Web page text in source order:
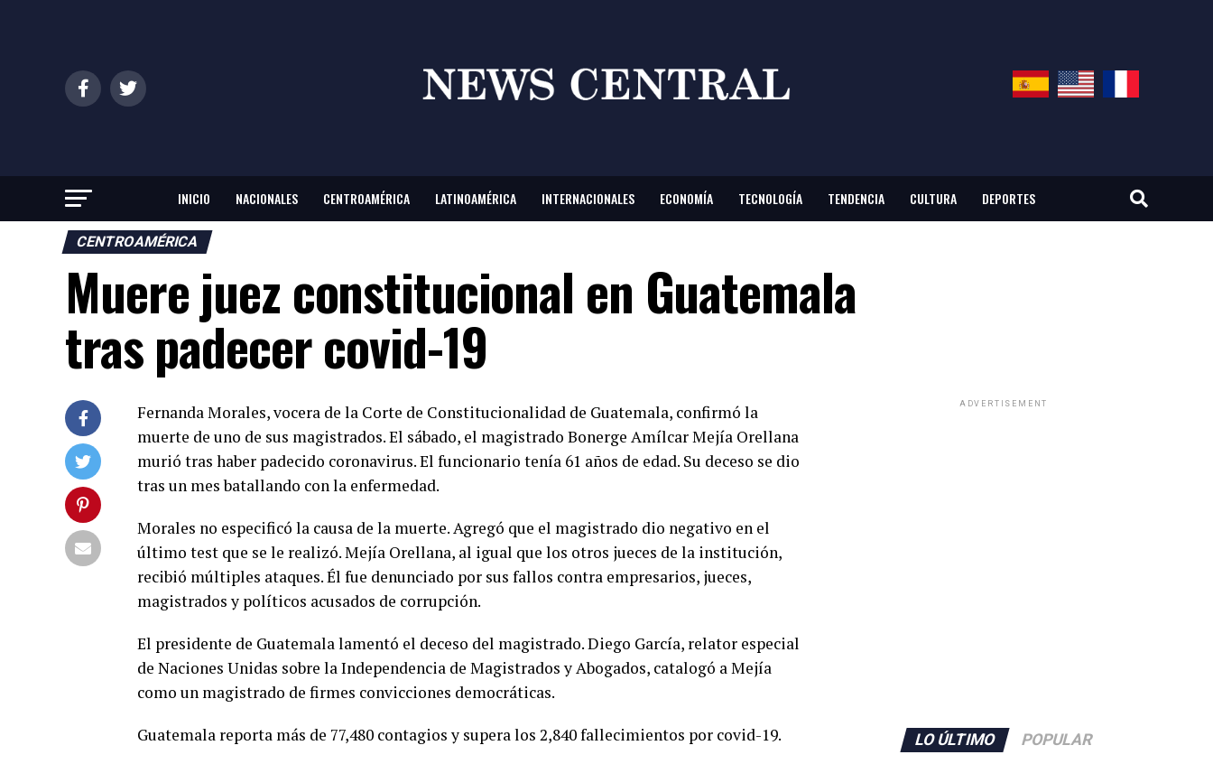
INICIO NACIONALES CENTROAMÉRICA LATINOAMÉRICA INTERNACIONALES ECONOMÍA TECNOLOGÍA TENDENCIA CULTURA DEPORTES
CENTROAMÉRICA
Muere juez constitucional en Guatemala
tras padecer covid-19
Fernanda Morales, vocera de la Corte de Constitucionalidad de Guatemala, confirmó la
muerte de uno de sus magistrados. El sábado, el magistrado Bonerge Amílcar Mejía Orellana
murió tras haber padecido coronavirus. El funcionario tenía 61 años de edad. Su deceso se dio
tras un mes batallando con la enfermedad.
Morales no especificó la causa de la muerte. Agregó que el magistrado dio negativo en el
último test que se le realizó. Mejía Orellana, al igual que los otros jueces de la institución,
recibió múltiples ataques. Él fue denunciado por sus fallos contra empresarios, jueces,
magistrados y políticos acusados de corrupción.
El presidente de Guatemala lamentó el deceso del magistrado. Diego García, relator especial
de Naciones Unidas sobre la Independencia de Magistrados y Abogados, catalogó a Mejía
como un magistrado de firmes convicciones democráticas.
Guatemala reporta más de 77,480 contagios y supera los 2,840 fallecimientos por covid-19.
ADVERTISEMENT
LO ÚLTIMO POPULAR